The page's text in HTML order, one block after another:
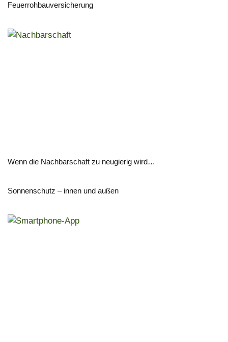
Feuerrohbauversicherung
Wenn die Nachbarschaft zu neugierig wird…
Sonnenschutz – innen und außen